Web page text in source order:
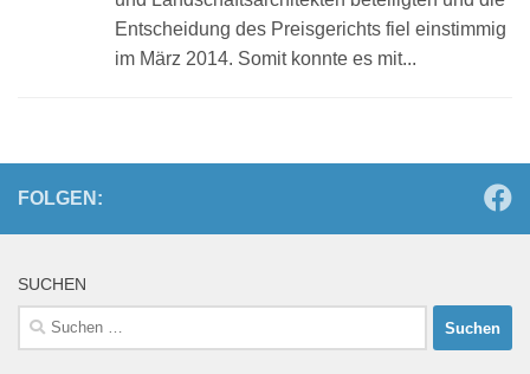
Entscheidung des Preisgerichts fiel einstimmig
im März 2014. Somit konnte es mit...
FOLGEN:
SUCHEN
Suchen
nach: